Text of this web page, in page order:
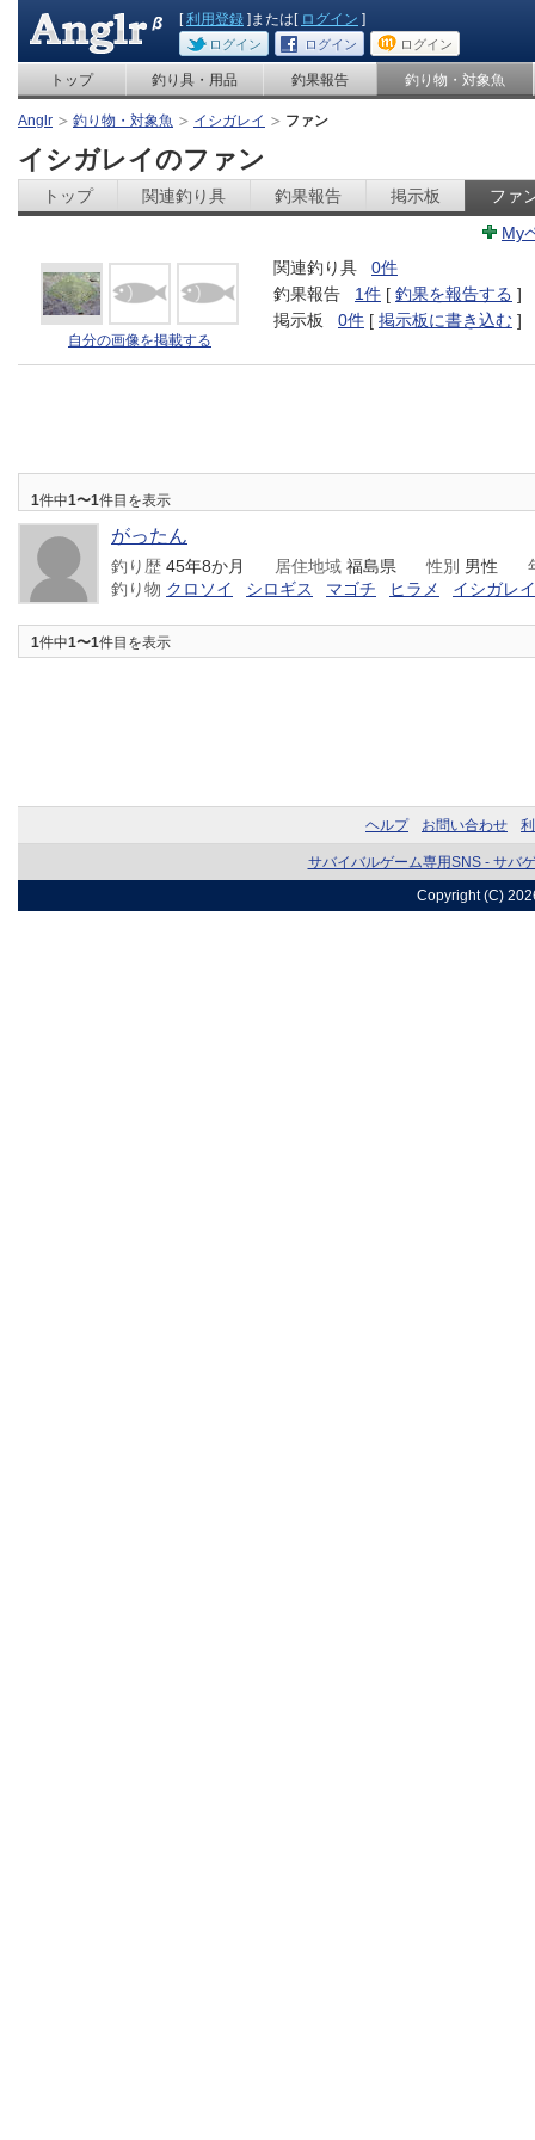
[利用登録 ]または[ ログイン ]
ログイン ログイン ログイン
トップ 釣り具・用品 釣果報告 釣り物・対象魚
Anglr 釣り物・対象魚 イシガレイ ファン
イシガレイのファン
トップ 関連釣り具 釣果報告 掲示板
ファ
My
自分の画像を掲載する
関連釣り具
0件
釣果報告
1件 [ 釣果を報告する ]
掲示板
0件 [ 掲示板に書き込む ]
1件中1〜1件目を表示
がったん
釣り歴 45年8か月 居住地域 福島県 性別 男性
釣り物 クロソイ シロギス マゴチ ヒラメ イシガレイ
1件中1〜1件目を表示
ヘルプ お問い合わせ
サバイバルゲーム専用SNS - サバ
Copyright (C)